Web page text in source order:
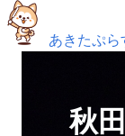
あきたぷら
秋